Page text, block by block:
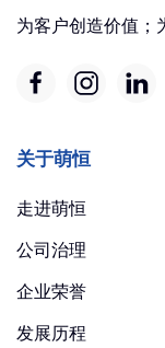
为客户创造价值；
关于萌恒
走进萌恒
公司治理
企业荣誉
发展历程